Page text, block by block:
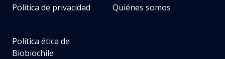
Política de privacidad Quiénes somos
Política ética de
Biobiochile